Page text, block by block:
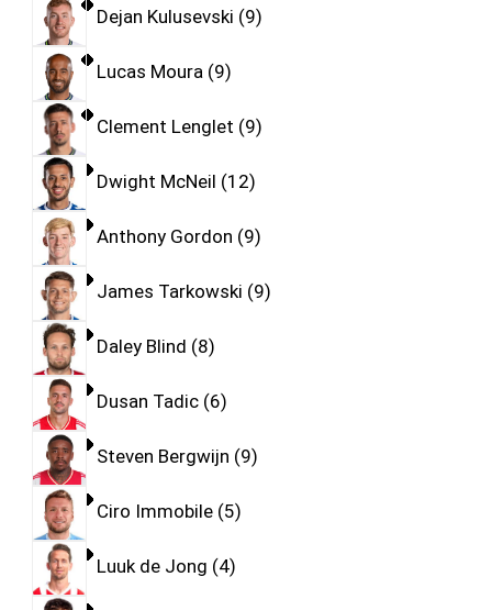
Dejan Kulusevski 9
Lucas Moura 9
Clement Lenglet 9
Dwight McNeil 12
Anthony Gordon 9
James Tarkowski 9
Daley Blind 8
Dusan Tadic 6
Steven Bergwijn 9
Ciro Immobile 5
Luuk de Jong 4